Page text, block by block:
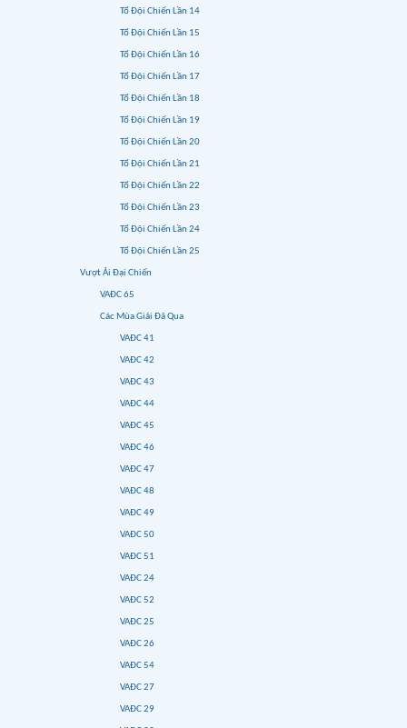
Tổ Đội Chiến Lần 14
Tổ Đội Chiến Lần 15
Tổ Đội Chiến Lần 16
Tổ Đội Chiến Lần 17
Tổ Đội Chiến Lần 18
Tổ Đội Chiến Lần 19
Tổ Đội Chiến Lần 20
Tổ Đội Chiến Lần 21
Tổ Đội Chiến Lần 22
Tổ Đội Chiến Lần 23
Tổ Đội Chiến Lần 24
Tổ Đội Chiến Lần 25
Vượt Ải Đại Chiến
VAĐC 65
Các Mùa Giải Đã Qua
VAĐC 41
VAĐC 42
VAĐC 43
VAĐC 44
VAĐC 45
VAĐC 46
VAĐC 47
VAĐC 48
VAĐC 49
VAĐC 50
VAĐC 51
VAĐC 24
VAĐC 52
VAĐC 25
VAĐC 26
VAĐC 54
VAĐC 27
VAĐC 29